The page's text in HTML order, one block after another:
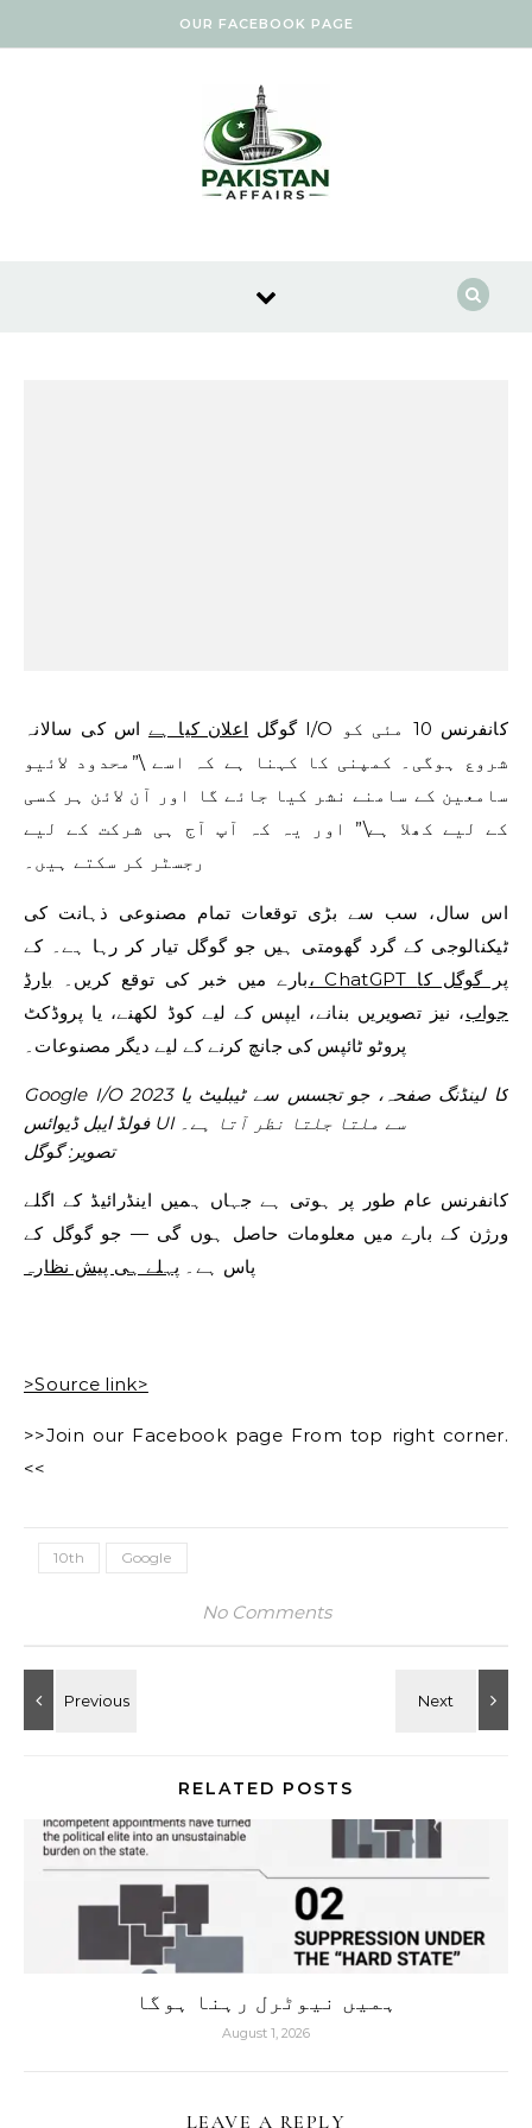
OUR FACEBOOK PAGE
گوگل اعلان کیا ہے اس کی سالانہ I/O کانفرنس 10 مئی کو
شروع ہوگی۔ کمپنی کا کہنا ہے کہ اسے \”محدود لائیو
سامعین کے سامنے نشر کیا جائے گا اور آن لائن ہر کسی
کے لیے کھلا ہے\” اور یہ کہ آپ آج ہی شرکت کے لیے
رجسٹر کر سکتے ہیں۔
اس سال، سب سے بڑی توقعات تمام مصنوعی ذہانت کی
ٹیکنالوجی کے گرد گھومتی ہیں جو گوگل تیار کر رہا ہے۔ کے
بارے میں خبر کی توقع کریں۔ بارڈ، ChatGPT پر گوگل کا
جواب، نیز تصویریں بنانے، ایپس کے لیے کوڈ لکھنے، یا پروڈکٹ
پروٹو ٹائپس کی جانچ کرنے کے لیے دیگر مصنوعات۔
Google I/O 2023 کا لینڈنگ صفحہ، جو تجسس سے ٹیبلیٹ یا
فولڈ ایبل ڈیوائس UI سے ملتا جلتا نظر آتا ہے۔
تصویر: گوگل
کانفرنس عام طور پر ہوتی ہے جہاں ہمیں اینڈرائیڈ کے اگلے
ورژن کے بارے میں معلومات حاصل ہوں گی — جو گوگل کے
پاس ہے۔ پہلے ہی پیش نظارہ
>Source link>
>>Join our Facebook page From top right corner.
<<
10th Google
No Comments
RELATED POSTS
ہمیں نیوٹرل رہنا ہوگا
August 1, 2026
LEAVE A REPLY